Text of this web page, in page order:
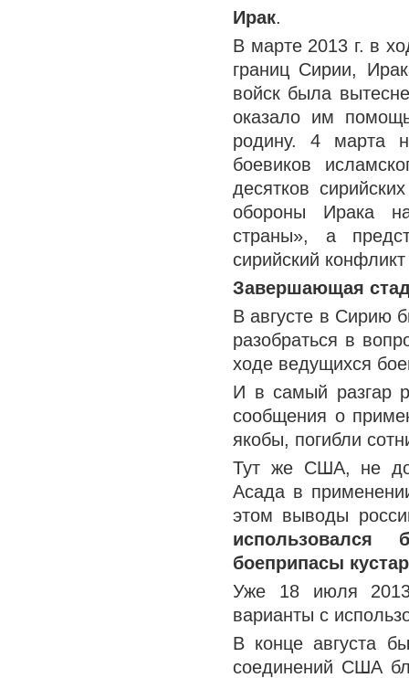
Ирак.
В марте 2013 г. в
границ Сирии,
войск была
оказало им
родину. 4 марта
боевиков
десятков
обороны Ирака
страны», а
сирийский
Завершающая
В августе в Сирию
разобраться в
ходе ведущихся
И в самый разгар
сообщения о
якобы, погибли
Тут же США, не
Асада в
этом выводы
использовался
боеприпасы
Уже 18 июля 2013
варианты с
В конце августа
соединений США